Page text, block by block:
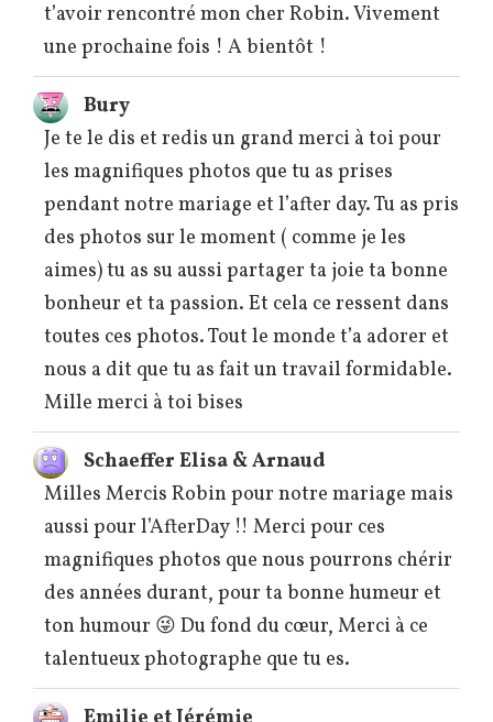
t’avoir rencontré mon cher Robin. Vivement
une prochaine fois ! A bientôt !
Bury
Je te le dis et redis un grand merci à toi pour
les magnifiques photos que tu as prises
pendant notre mariage et l’after day. Tu as pris
des photos sur le moment ( comme je les
aimes) tu as su aussi partager ta joie ta bonne
bonheur et ta passion. Et cela ce ressent dans
toutes ces photos. Tout le monde t’a adorer et
nous a dit que tu as fait un travail formidable.
Mille merci à toi bises
Schaeffer Elisa & Arnaud
Milles Mercis Robin pour notre mariage mais
aussi pour l’AfterDay !! Merci pour ces
magnifiques photos que nous pourrons chérir
des années durant, pour ta bonne humeur et
ton humour 😜 Du fond du cœur, Merci à ce
talentueux photographe que tu es.